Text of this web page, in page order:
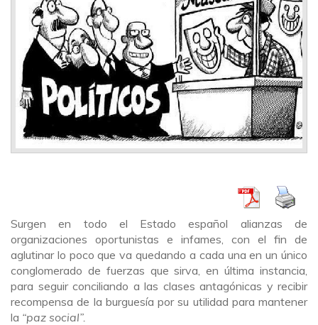
Surgen en todo el Estado español alianzas de
organizaciones oportunistas e infames, con el fin de
aglutinar lo poco que va quedando a cada una en un único
conglomerado de fuerzas que sirva, en última instancia,
para seguir conciliando a las clases antagónicas y recibir
recompensa de la burguesía por su utilidad para mantener
la “paz social”.